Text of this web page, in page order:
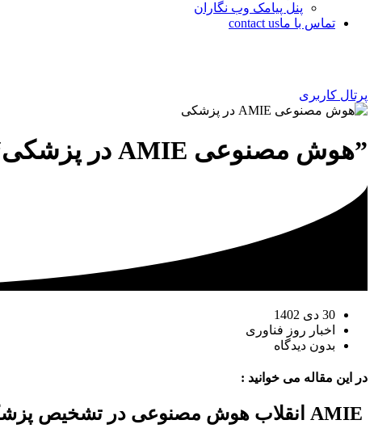
پنل پیامک وب نگاران
تماس با ماcontact us
پرتال کاربری
”هوش مصنوعی AMIE در پزشکی“
30 دی 1402
اخبار روز فناوری
بدون دیدگاه
در این مقاله می خوانید :
AMIE انقلاب هوش مصنوعی در تشخیص